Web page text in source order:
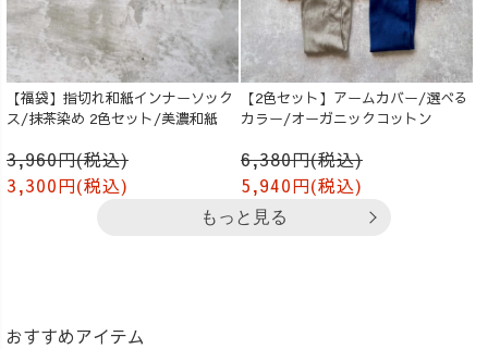
【福袋】指切れ和紙インナーソック
ス/抹茶染め 2色セット/美濃和紙
3,960円(税込)
3,300円(税込)
【2色セット】アームカバー/選べる
カラー/オーガニックコットン
6,380円(税込)
5,940円(税込)
もっと見る
おすすめアイテム